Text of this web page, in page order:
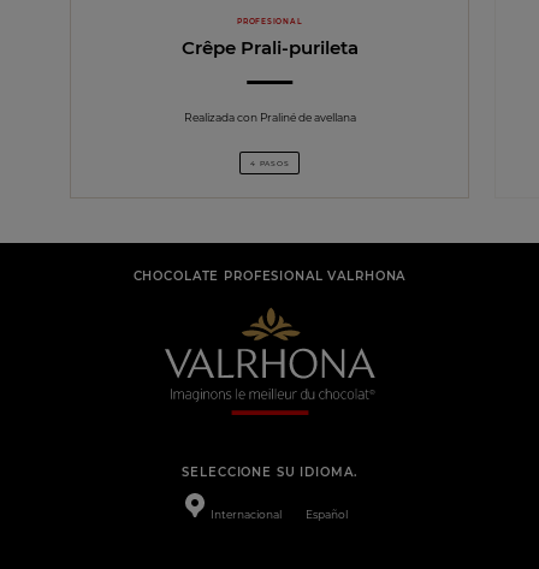
PROFESIONAL
Crêpe Prali-purileta
Realizada con Praliné de avellana
4 PASOS
CHOCOLATE PROFESIONAL VALRHONA
SELECCIONE SU IDIOMA.
Internacional Español